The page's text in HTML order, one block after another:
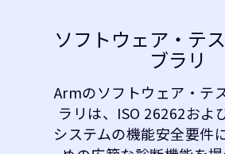
ソフトウェア・テ
ブラリ
Armのソフトウェア・テ
ラリは、ISO 26262およ
システムの機能安全要件